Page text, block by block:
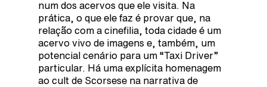
num dos acervos que ele visita. Na
prática, o que ele faz é provar que, na
relação com a cinefilia, toda cidade é um
acervo vivo de imagens e, também, um
potencial cenário para um “Taxi Driver”
particular. Há uma explícita homenagem
ao cult de Scorsese na narrativa de